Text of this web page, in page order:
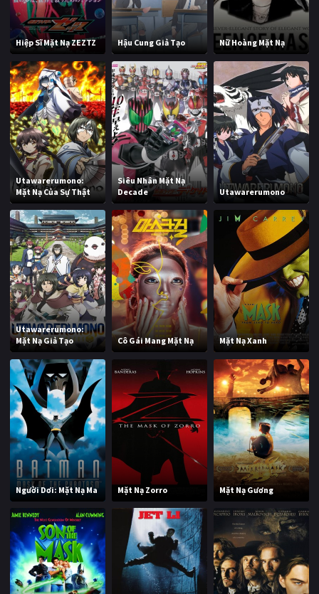
Hiệp Sĩ Mặt Nạ ZEZTZ Hậu Cung Giả Tạo Nữ Hoàng Mặt Nạ
Utawarerumono:
Mặt Nạ Của Sự Thật
Siêu Nhân Mặt Nạ
Decade
Utawarerumono
Utawarerumono:
Mặt Nạ Giả Tạo
Cô Gái Mang Mặt Nạ Mặt Nạ Xanh
Người Dơi: Mặt Nạ Ma Mặt Nạ Zorro Mặt Nạ Gương